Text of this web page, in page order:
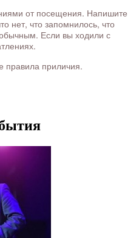
от посещения. Напишите
нет, что запомнилось, что
Если вы ходили с
правила приличия.